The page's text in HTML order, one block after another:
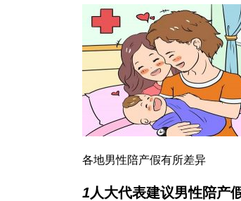
各地男性陪产假有所差异
1人大代表建议男性陪产